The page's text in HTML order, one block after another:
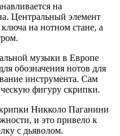
на
Центральный элемент
на нотном стане, а
музыки в Европе
обозначения нотов для
инструмента. Сам
фигуру скрипки.
Никколо Паганини
и это привело к
с дьяволом.